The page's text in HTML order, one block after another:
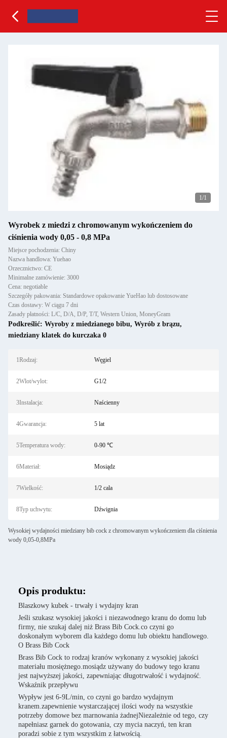
1/1
Wyrobek z miedzi z chromowanym wykończeniem do
ciśnienia wody 0,05 - 0,8 MPa
Miejsce pochodzenia: Chiny
Nazwa handlowa: Yuehao
Orzecznictwo: CE
Minimalne zamówienie: 3000
Cena: negotiable
Szczegóły pakowania: Standardowe opakowanie YueHao lub dostosowane
Czas dostawy: W ciągu 7 dni
Zasady płatności: L/C, D/A, D/P, T/T, Western Union, MoneyGram
Podkreślić: Wyroby z miedzianego bibu, Wyrób z brązu,
miedziany klatek do kurczaka 0
1Rodzaj: Węgiel
2Wlot/wylot: G1/2
3Instalacja: Naścienny
4Gwarancja: 5 lat
5Temperatura wody: 0-90 ℃
6Materiał: Mosiądz
7Wielkość: 1/2 cala
8Typ uchwytu: Dźwignia
Wysokiej wydajności miedziany bib cock z chromowanym wykończeniem dla ciśnienia
wody 0,05-0,8MPa
Opis produktu:
Blaszkowy kubek - trwały i wydajny kran
Jeśli szukasz wysokiej jakości i niezawodnego kranu do domu lub
firmy, nie szukaj dalej niż Brass Bib Cock.co czyni go
doskonałym wyborem dla każdego domu lub obiektu handlowego.
O Brass Bib Cock
Brass Bib Cock to rodzaj kranów wykonany z wysokiej jakości
materiału mosiężnego.mosiądz używany do budowy tego kranu
jest najwyższej jakości, zapewniając długotrwałość i wydajność.
Wskaźnik przepływu
Wypływ jest 6-9L/min, co czyni go bardzo wydajnym
kranem.zapewnienie wystarczającej ilości wody na wszystkie
potrzeby domowe bez marnowania żadnejNiezależnie od tego, czy
napełniasz garnek do gotowania, czy mycia naczyń, ten kran
poradzi sobie z tym wszystkim z łatwością.